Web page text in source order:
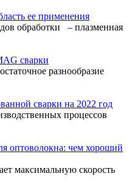
ее применения
обработки – плазменная
сварки
разнообразие
сварки на 2022 год
процессов
оптоволокна: чем хороший
максимальную скорость